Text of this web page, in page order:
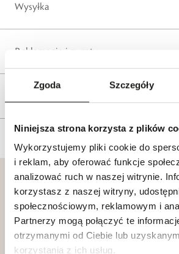
Zgoda Szczegóły
Niniejsza strona korzysta z plików
Wykorzystujemy pliki cookie do
i reklam, aby oferować funkcje
analizować ruch w naszej witrynie.
korzystasz z naszej witryny,
społecznościowym, reklamowym i
Partnerzy mogą połączyć te
otrzymanymi od Ciebie lub
korzystania z ich usług.
Wysyłka
Reklamacje i zwroty
Klub dla
Przyjaciół